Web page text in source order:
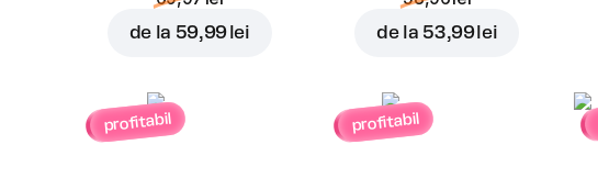
de la 59,99 lei de la 53,99 lei
profitabil profitabil